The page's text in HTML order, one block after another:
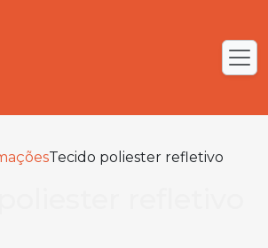
Tecido poliester refletivo